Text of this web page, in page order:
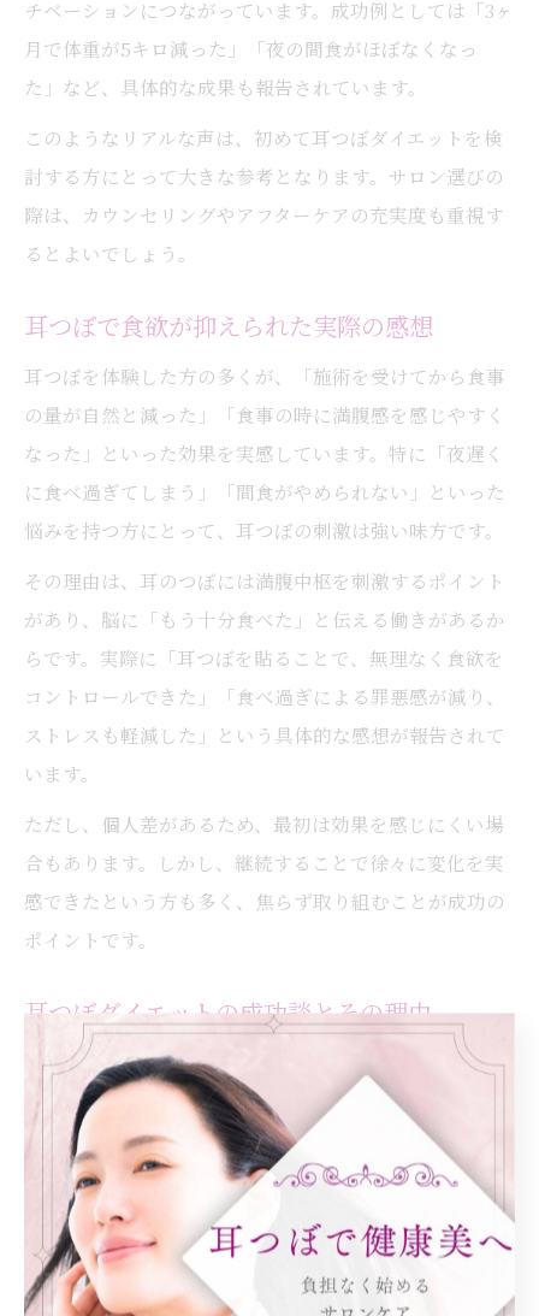
チベーションにつながっています。成功例としては「3ヶ
月で体重が5キロ減った」「夜の間食がほぼなくなっ
た」など、具体的な成果も報告されています。
このようなリアルな声は、初めて耳つぼダイエットを検
討する方にとって大きな参考となります。サロン選びの
際は、カウンセリングやアフターケアの充実度も重視す
るとよいでしょう。
耳つぼで食欲が抑えられた実際の感想
耳つぼを体験した方の多くが、「施術を受けてから食事
の量が自然と減った」「食事の時に満腹感を感じやすく
なった」といった効果を実感しています。特に「夜遅く
に食べ過ぎてしまう」「間食がやめられない」といった
悩みを持つ方にとって、耳つぼの刺激は強い味方です。
その理由は、耳のつぼには満腹中枢を刺激するポイント
があり、脳に「もう十分食べた」と伝える働きがあるか
らです。実際に「耳つぼを貼ることで、無理なく食欲を
コントロールできた」「食べ過ぎによる罪悪感が減り、
ストレスも軽減した」という具体的な感想が報告されて
います。
ただし、個人差があるため、最初は効果を感じにくい場
合もあります。しかし、継続することで徐々に変化を実
感できたという方も多く、焦らず取り組むことが成功の
ポイントです。
耳つぼダイエットの成功談とその理由
耳つぼダイエットで成功した方の多くは、「リバウンド
しにくい」「ストレスなく続けられた」といった特徴を
挙げています。成功の理由は、無理な食事制限や激しい
運動を必要とせず、身体の自然な仕組みを利用して食欲
をコントロールできる点にあります。
特に大阪市都島区の専門サロンでは、個人ごとの生活習
慣や体質に合わせたカウンセリングを重視し、耳つぼの